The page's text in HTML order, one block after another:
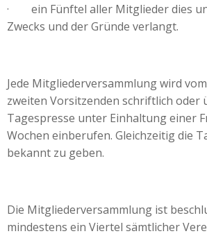
· ein Fünftel aller Mitglieder dies
Zwecks und der Gründe verlangt.
Jede Mitgliederversammlung wird
zweiten Vorsitzenden schriftlich oder
Tagespresse unter Einhaltung einer
Wochen einberufen. Gleichzeitig die
bekannt zu geben.
Die Mitgliederversammlung ist
mindestens ein Viertel sämtlicher